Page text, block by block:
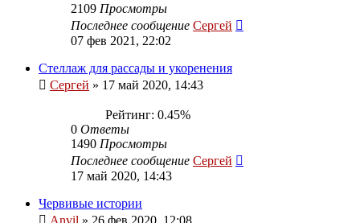
2109 Просмотры
Последнее сообщение Сергей
07 фев 2021, 22:02
Стеллаж для рассады и укоренения
Сергей » 17 май 2020, 14:43
Рейтинг: 0.45%
0 Ответы
1490 Просмотры
Последнее сообщение Сергей
17 май 2020, 14:43
Червивые истории
Anvil » 26 фев 2020, 12:08